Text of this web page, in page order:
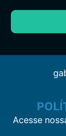
Segunda à
Acesse